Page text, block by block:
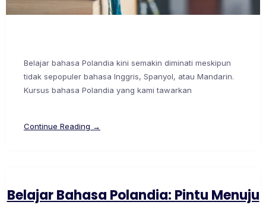
Belajar bahasa Polandia kini semakin diminati meskipun
tidak sepopuler bahasa Inggris, Spanyol, atau Mandarin.
Kursus bahasa Polandia yang kami tawarkan
Continue Reading →
Belajar Bahasa Polandia: Pintu Menuju